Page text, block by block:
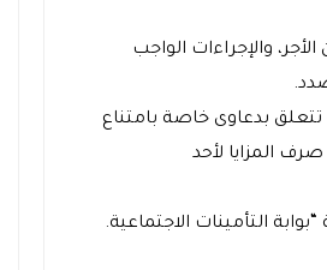
والإجراءات الواجب
بدعاوى خاصة بامتناع
المزايا لأحد
التأمينات الاجتماعية.